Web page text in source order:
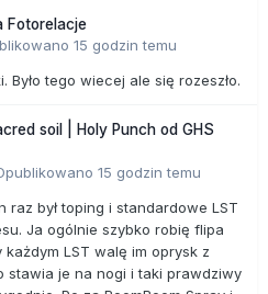
Fotorelacje
15 godzin temu
Było tego wiecej ale się rozeszło.
soil | Holy Punch od GHS
15 godzin temu
raz był toping i standardowe LST
Ja ogólnie szybko robię flipa
LST walę im oprysk z
stawia je na nogi i taki prawdziwy